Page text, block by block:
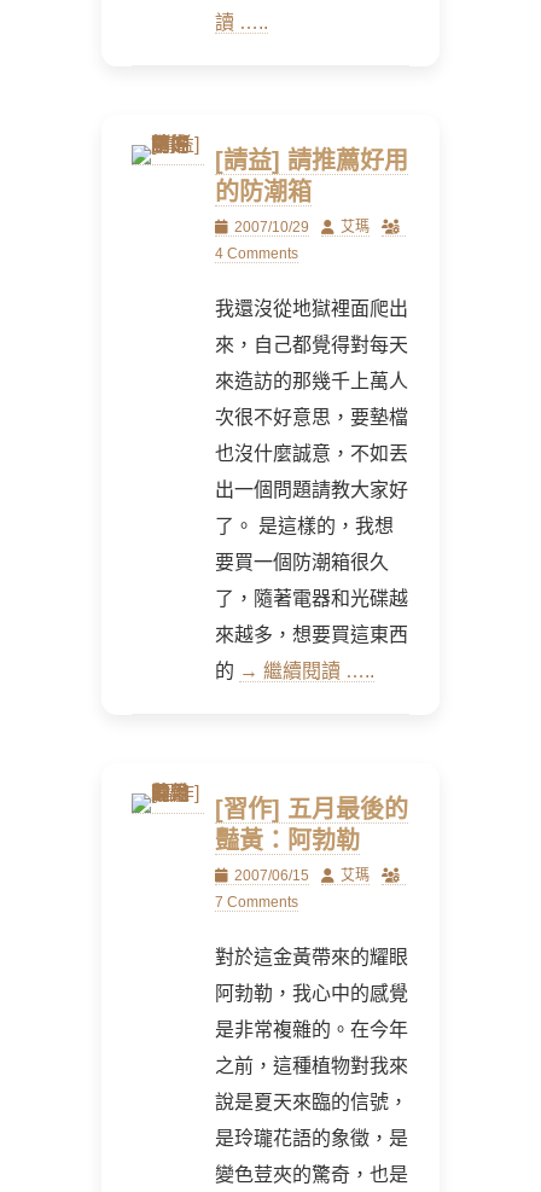
讀 …..
[請益] 請推薦好用
的防潮箱
Posted
on
2007/10/29 Author
艾瑪
4 Comments
我還沒從地獄裡面爬出
來，自己都覺得對每天
來造訪的那幾千上萬人
次很不好意思，要墊檔
也沒什麼誠意，不如丟
出一個問題請教大家好
了。 是這樣的，我想
要買一個防潮箱很久
了，隨著電器和光碟越
來越多，想要買這東西
的 → 繼續閱讀 …..
[習作] 五月最後的
豔黃：阿勃勒
Posted
on
2007/06/15 Author
艾瑪
7 Comments
對於這金黃帶來的耀眼
阿勃勒，我心中的感覺
是非常複雜的。在今年
之前，這種植物對我來
說是夏天來臨的信號，
是玲瓏花語的象徵，是
變色荳夾的驚奇，也是